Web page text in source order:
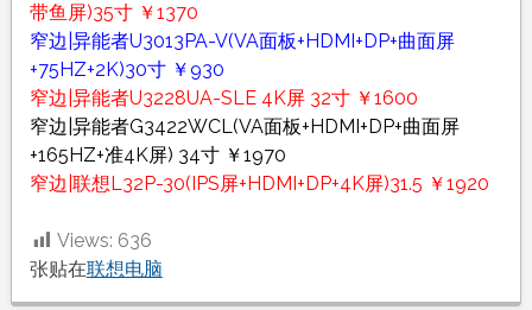
带鱼屏)35寸 ￥1370
窄边|异能者U3013PA-V(VA面板+HDMI+DP+曲面屏
+75HZ+2K)30寸 ￥930
窄边|异能者U3228UA-SLE 4K屏 32寸 ￥1600
窄边|异能者G3422WCL(VA面板+HDMI+DP+曲面屏
+165HZ+准4K屏) 34寸 ￥1970
窄边|联想L32P-30(IPS屏+HDMI+DP+4K屏)31.5 ￥1920
Views: 636
张贴在联想电脑